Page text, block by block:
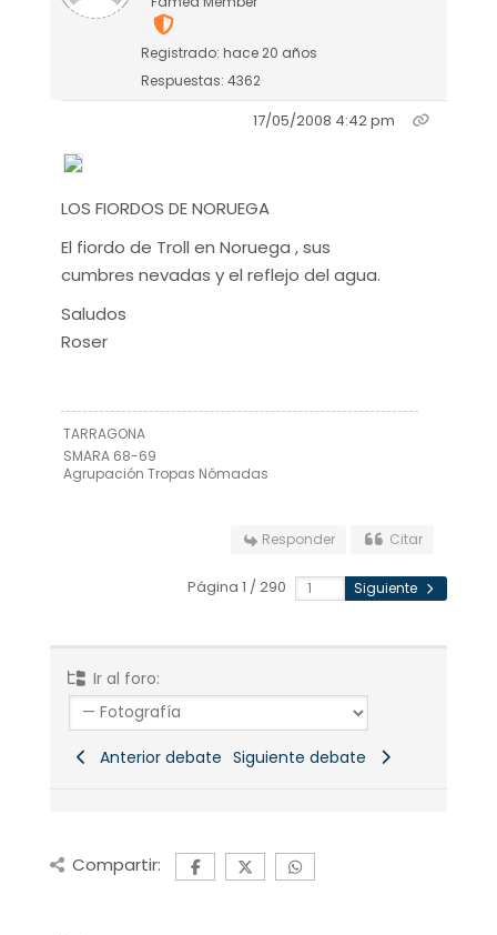
Registrado: hace 20 años
Respuestas: 4362
17/05/2008 4:42 pm
LOS FIORDOS DE NORUEGA
El fiordo de Troll en Noruega , sus
cumbres nevadas y el reflejo del agua.
Saludos
Roser
TARRAGONA
SMARA 68-69
Agrupación Tropas Nómadas
Responder Citar
Página 1 / 290 Siguiente
Ir al foro:
Anterior debate Siguiente debate
Compartir: